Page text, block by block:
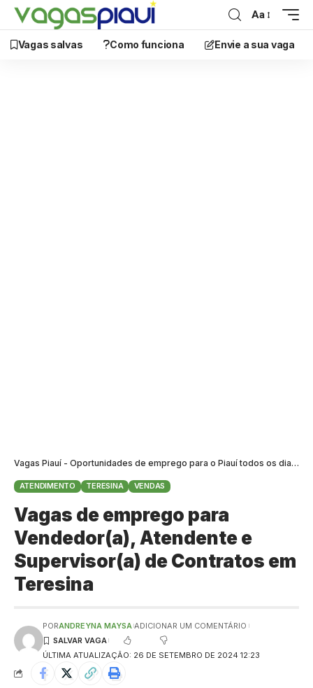
Aa
Vagas salvas Como funciona Envie a sua vaga
Vagas Piauí - Oportunidades de emprego para o Piauí todos os dias>
ATENDIMENTO TERESINA VENDAS
Vagas de emprego para
Vendedor(a), Atendente e
Supervisor(a) de Contratos em
Teresina
ÚLTIMA ATUALIZAÇÃO: 26 DE SETEMBRO DE 2024 12:23
PORANDREYNA MAYSA ADICIONAR UM COMENTÁRIO